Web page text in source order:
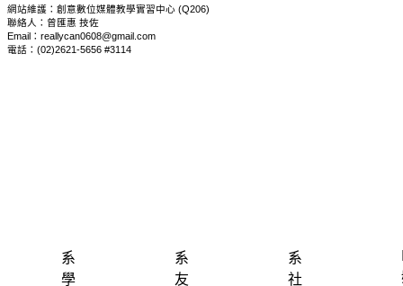
網站維護：創意數位媒體教學實習中心 (Q206)
聯絡人：曾匯惠 技佐
Email：reallycan0608@gmail.com
電話：(02)2621-5656 #3114
系
學
系
友
系
社